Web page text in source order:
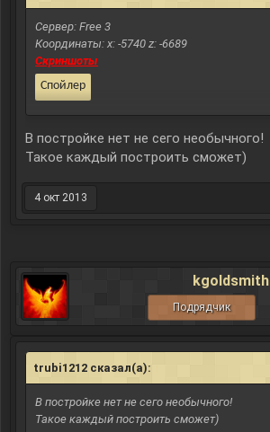
Сервер: Free 3
Координаты: x: -5740 z: -6689
Скриншоты
Спойлер
Нажмите, чтобы раскрыть...
В постройке нет не сего необычного!
Такое каждый построить сможет)
4 окт 2013
kgoldsmith
Подрядчик
trubi1212 сказал(а):
В постройке нет не сего необычного!
Такое каждый построить сможет)